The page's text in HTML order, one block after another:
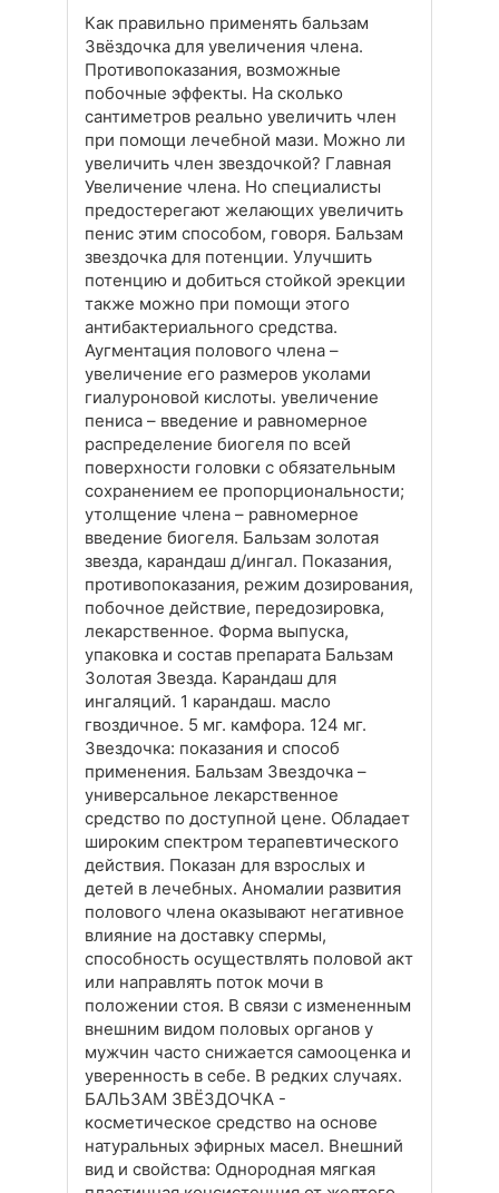
Как правильно применять бальзам
Звёздочка для увеличения члена.
Противопоказания, возможные
побочные эффекты. На сколько
сантиметров реально увеличить член
при помощи лечебной мази. Можно ли
увеличить член звездочкой? Главная
Увеличение члена. Но специалисты
предостерегают желающих увеличить
пенис этим способом, говоря. Бальзам
звездочка для потенции. Улучшить
потенцию и добиться стойкой эрекции
также можно при помощи этого
антибактериального средства.
Аугментация полового члена –
увеличение его размеров уколами
гиалуроновой кислоты. увеличение
пениса – введение и равномерное
распределение биогеля по всей
поверхности головки с обязательным
сохранением ее пропорциональности;
утолщение члена – равномерное
введение биогеля. Бальзам золотая
звезда, карандаш д/ингал. Показания,
противопоказания, режим дозирования,
побочное действие, передозировка,
лекарственное. Форма выпуска,
упаковка и состав препарата Бальзам
Золотая Звезда. Карандаш для
ингаляций. 1 карандаш. масло
гвоздичное. 5 мг. камфора. 124 мг.
Звездочка: показания и способ
применения. Бальзам Звездочка –
универсальное лекарственное
средство по доступной цене. Обладает
широким спектром терапевтического
действия. Показан для взрослых и
детей в лечебных. Аномалии развития
полового члена оказывают негативное
влияние на доставку спермы,
способность осуществлять половой акт
или направлять поток мочи в
положении стоя. В связи с измененным
внешним видом половых органов у
мужчин часто снижается самооценка и
уверенность в себе. В редких случаях.
БАЛЬЗАМ ЗВЁЗДОЧКА -
косметическое средство на основе
натуральных эфирных масел. Внешний
вид и свойства: Однородная мягкая